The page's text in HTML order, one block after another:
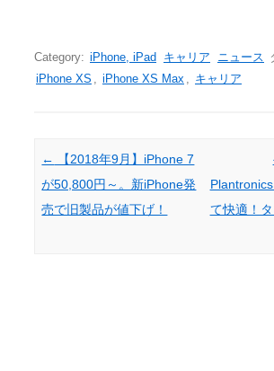
Category: iPhone, iPad キャリア ニュース
iPhone XS , iPhone XS Max , キャリア
Post navigation
←
【2018年9月】iPhone 7
が50,800円～。新iPhone発
売で旧製品が値下げ！
て快適！